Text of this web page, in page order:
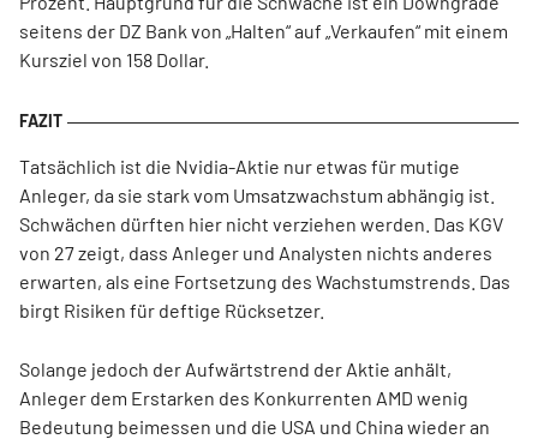
seitens der DZ Bank von „Halten“ auf „Verkaufen“ mit einem
Kursziel von 158 Dollar.
Tatsächlich ist die Nvidia-Aktie nur etwas für mutige
Anleger, da sie stark vom Umsatzwachstum abhängig ist.
Schwächen dürften hier nicht verziehen werden. Das KGV
von 27 zeigt, dass Anleger und Analysten nichts anderes
erwarten, als eine Fortsetzung des Wachstumstrends. Das
birgt Risiken für deftige Rücksetzer.
Solange jedoch der Aufwärtstrend der Aktie anhält,
Anleger dem Erstarken des Konkurrenten AMD wenig
Bedeutung beimessen und die USA und China wieder an